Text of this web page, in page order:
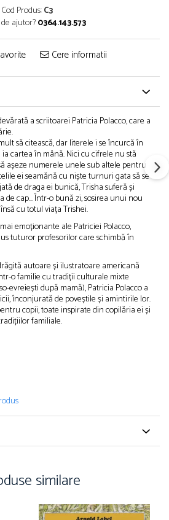
Cod Produs:C3
ajutor?0364.143.573
Cere informatii
a scriitoarei Patricia Polacco, care a
să citească, dar literele i se încurcă în
cartea în mână. Nici cu cifrele nu stă
așeze numerele unele sub altele pentru
ei seamănă cu niște turnuri gata să se
de draga ei bunică, Trisha suferă și
de cap… Într-o bună zi, sosirea unui nou
cu totul viața Trishei.
emoționante ale Patriciei Polacco,
tuturor profesorilor care schimbă în
autoare și ilustratoare americană
o familie cu tradiții culturale mixte
evreiești după mamă), Patricia Polacco a
înconjurată de poveștile și amintirile lor.
copii, toate inspirate din copilăria ei și
familiale.
similare